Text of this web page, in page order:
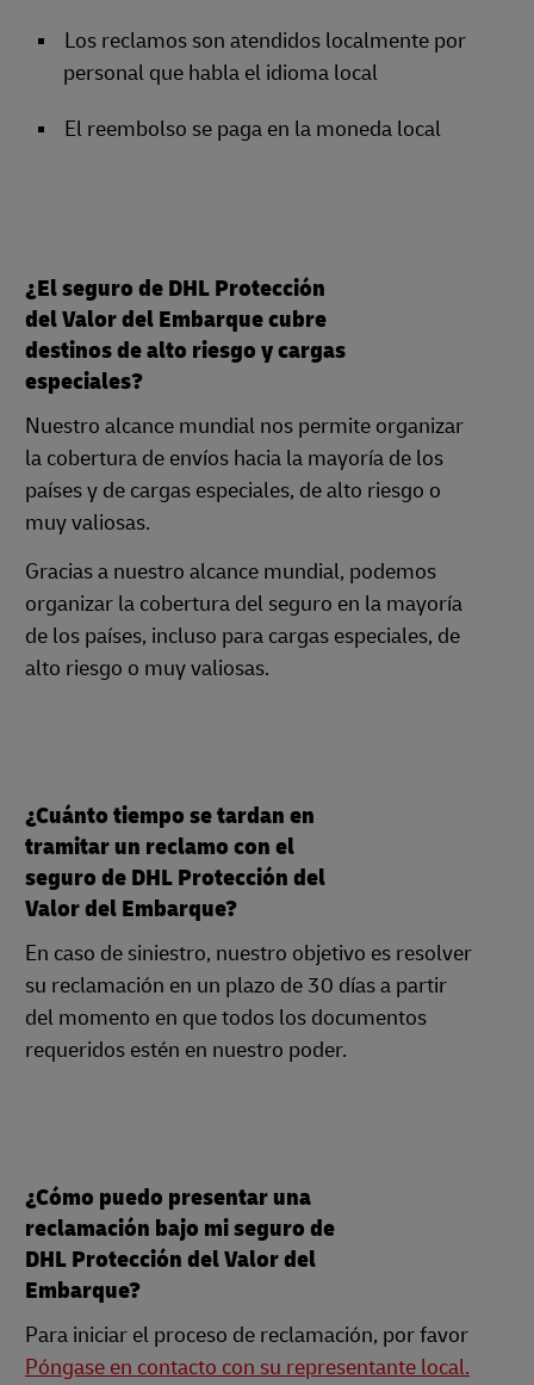
Los reclamos son atendidos localmente por
personal que habla el idioma local
El reembolso se paga en la moneda local
¿El seguro de DHL Protección
del Valor del Embarque cubre
destinos de alto riesgo y cargas
especiales?
Nuestro alcance mundial nos permite organizar
la cobertura de envíos hacia la mayoría de los
países y de cargas especiales, de alto riesgo o
muy valiosas.
Gracias a nuestro alcance mundial, podemos
organizar la cobertura del seguro en la mayoría
de los países, incluso para cargas especiales, de
alto riesgo o muy valiosas.
¿Cuánto tiempo se tardan en
tramitar un reclamo con el
seguro de DHL Protección del
Valor del Embarque?
En caso de siniestro, nuestro objetivo es resolver
su reclamación en un plazo de 30 días a partir
del momento en que todos los documentos
requeridos estén en nuestro poder.
¿Cómo puedo presentar una
reclamación bajo mi seguro de
DHL Protección del Valor del
Embarque?
Para iniciar el proceso de reclamación, por favor
Póngase en contacto con su representante local.